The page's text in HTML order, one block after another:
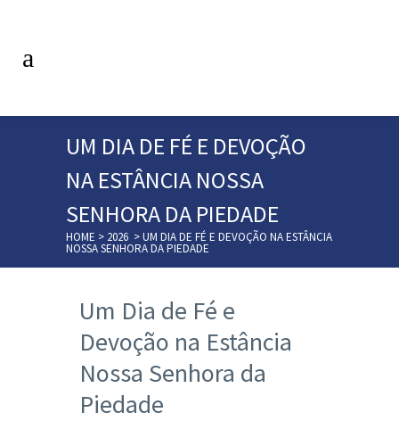
UM DIA DE FÉ E DEVOÇÃO
NA ESTÂNCIA NOSSA
SENHORA DA PIEDADE
HOME > 2026 >UM DIA DE FÉ E DEVOÇÃO NA ESTÂNCIA
NOSSA SENHORA DA PIEDADE
Um Dia de Fé e
Devoção na Estância
Nossa Senhora da
Piedade